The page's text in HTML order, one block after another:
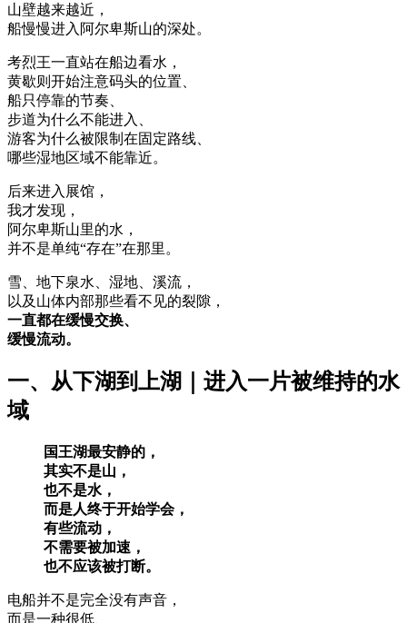
山壁越来越近，
船慢慢进入阿尔卑斯山的深处。
考烈王一直站在船边看水，
黄歇则开始注意码头的位置、
船只停靠的节奏、
步道为什么不能进入、
游客为什么被限制在固定路线、
哪些湿地区域不能靠近。
后来进入展馆，
我才发现，
阿尔卑斯山里的水，
并不是单纯“存在”在那里。
雪、地下泉水、湿地、溪流，
以及山体内部那些看不见的裂隙，
一直都在缓慢交换、
缓慢流动。
一、从下湖到上湖｜进入一片被维持的水
域
国王湖最安静的，
其实不是山，
也不是水，
而是人终于开始学会，
有些流动，
不需要被加速，
也不应该被打断。
电船并不是完全没有声音，
而是一种很低、